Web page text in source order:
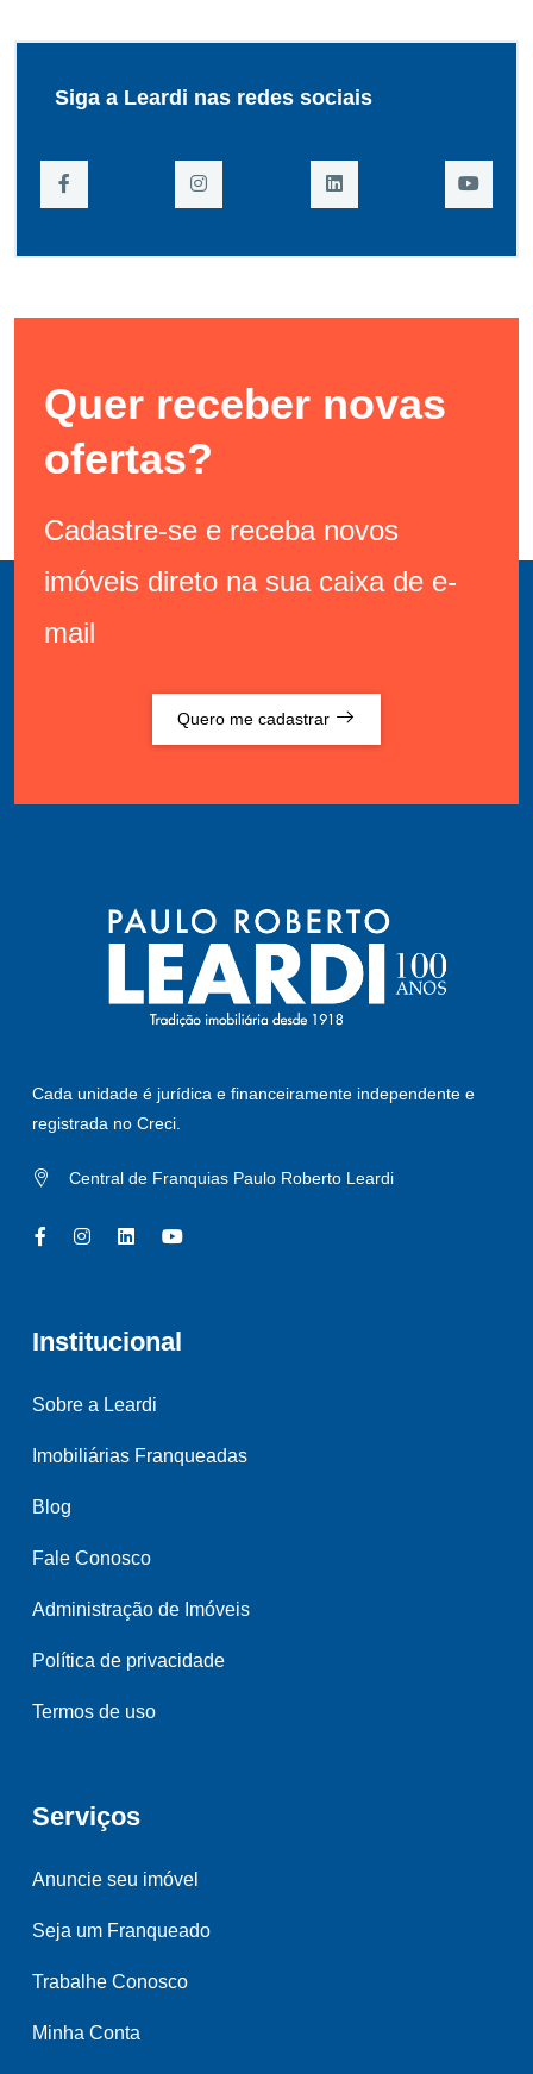
Siga a Leardi nas redes sociais
Quer receber novas
ofertas?
Cadastre-se e receba novos
imóveis direto na sua caixa de e-
mail
Quero me cadastrar
Cada unidade é jurídica e financeiramente independente e
registrada no Creci.
Central de Franquias Paulo Roberto Leardi
Institucional
Sobre a Leardi
Imobiliárias Franqueadas
Blog
Fale Conosco
Administração de Imóveis
Política de privacidade
Termos de uso
Serviços
Anuncie seu imóvel
Seja um Franqueado
Trabalhe Conosco
Minha Conta